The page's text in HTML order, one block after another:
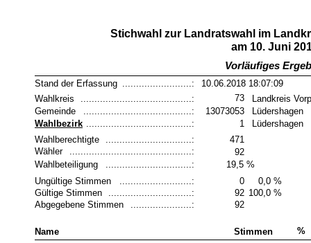
Stichwahl zur Landratswahl im
am 10. Juni
Stand der Erfassung 10.06.2018 18:07:09
.........................:
Vorläufiges
73
........................................:
Wahlkreis
Landkreis
Gemeinde
13073053
.......................................:
Lüdershagen
Wahlbezirk ......................................: 1
Lüdershagen
Wahlberechtigte
...............................:
471
Wähler
............................................:
92
Wahlbeteiligung
19,5 %
...............................:
0
92
0,0 %
100,0 %
92
Ungültige Stimmen
Gültige Stimmen
Abgegebene Stimmen
..........................:
..............................:
......................:
Name Stimmen %